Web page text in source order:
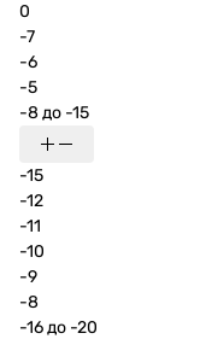
0
-7
-6
-5
-8 до -15
-15
-12
-11
-10
-9
-8
-16 до -20